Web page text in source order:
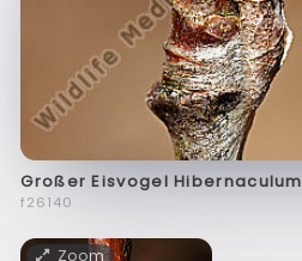
Großer Eisvogel Hibernaculum
f26140
Zoom